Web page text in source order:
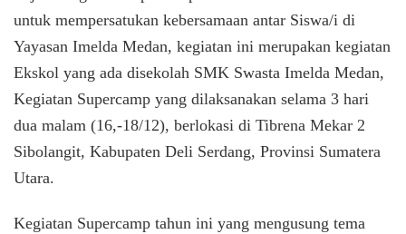
untuk mempersatukan kebersamaan antar Siswa/i di
Yayasan Imelda Medan, kegiatan ini merupakan kegiatan
Ekskol yang ada disekolah SMK Swasta Imelda Medan,
Kegiatan Supercamp yang dilaksanakan selama 3 hari
dua malam (16,-18/12), berlokasi di Tibrena Mekar 2
Sibolangit, Kabupaten Deli Serdang, Provinsi Sumatera
Utara.
Kegiatan Supercamp tahun ini yang mengusung tema